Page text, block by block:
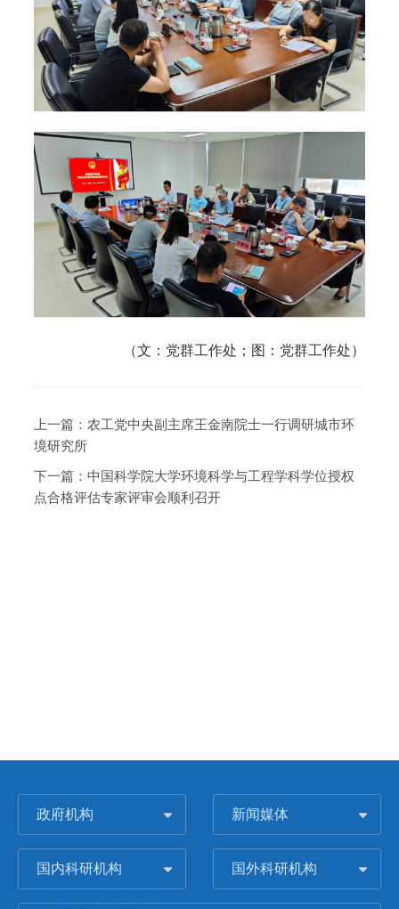
（文：党群工作处；图：党群工作处）
上一篇： 农工党中央副主席王金南院士一行调研城市环
境研究所
下一篇： 中国科学院大学环境科学与工程学科学位授权
点合格评估专家评审会顺利召开
政府机构 新闻媒体
国内科研机构 国外科研机构